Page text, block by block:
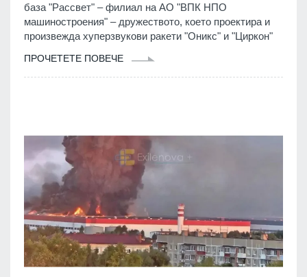
база "Рассвет" – филиал на АО "ВПК НПО
машиностроения" – дружеството, което проектира и
произвежда хуперзвукови ракети "Оникс" и "Циркон"
ПРОЧЕТЕТЕ ПОВЕЧЕ